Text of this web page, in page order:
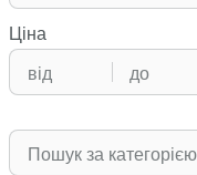
Ціна